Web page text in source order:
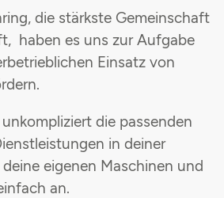
die stärkste Gemeinschaft
haben es uns zur Aufgabe
Einsatz von
.
die passenden
in deiner
eigenen Maschinen und
an.